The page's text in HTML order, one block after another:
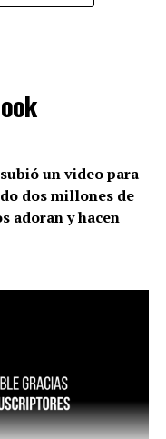
un video para
dos millones de
adoran y hacen